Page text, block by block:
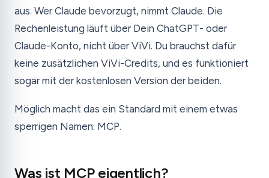
aus. Wer Claude bevorzugt, nimmt Claude. Die
Rechenleistung läuft über Dein ChatGPT- oder
Claude-Konto, nicht über ViVi. Du brauchst dafür
keine zusätzlichen ViVi-Credits, und es funktioniert
sogar mit der kostenlosen Version der beiden.
Möglich macht das ein Standard mit einem etwas
sperrigen Namen: MCP.
Was ist MCP eigentlich?